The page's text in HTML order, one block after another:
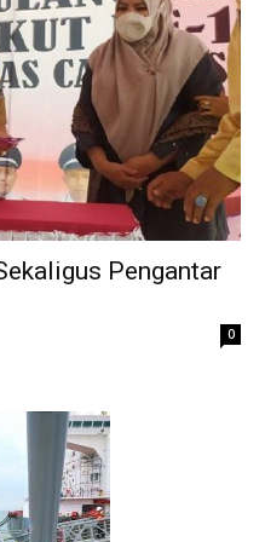
Pengantar
0